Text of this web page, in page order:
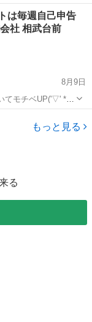
です。 会社の
は毎週自己申告
社 相武台前
8月9日
てモチベUP('▽' * )
金が欲しい」 「週
もっと見る
る